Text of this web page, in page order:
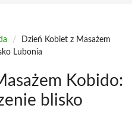
/
Dzień Kobiet z Masażem
Lubonia
Kobido:
blisko